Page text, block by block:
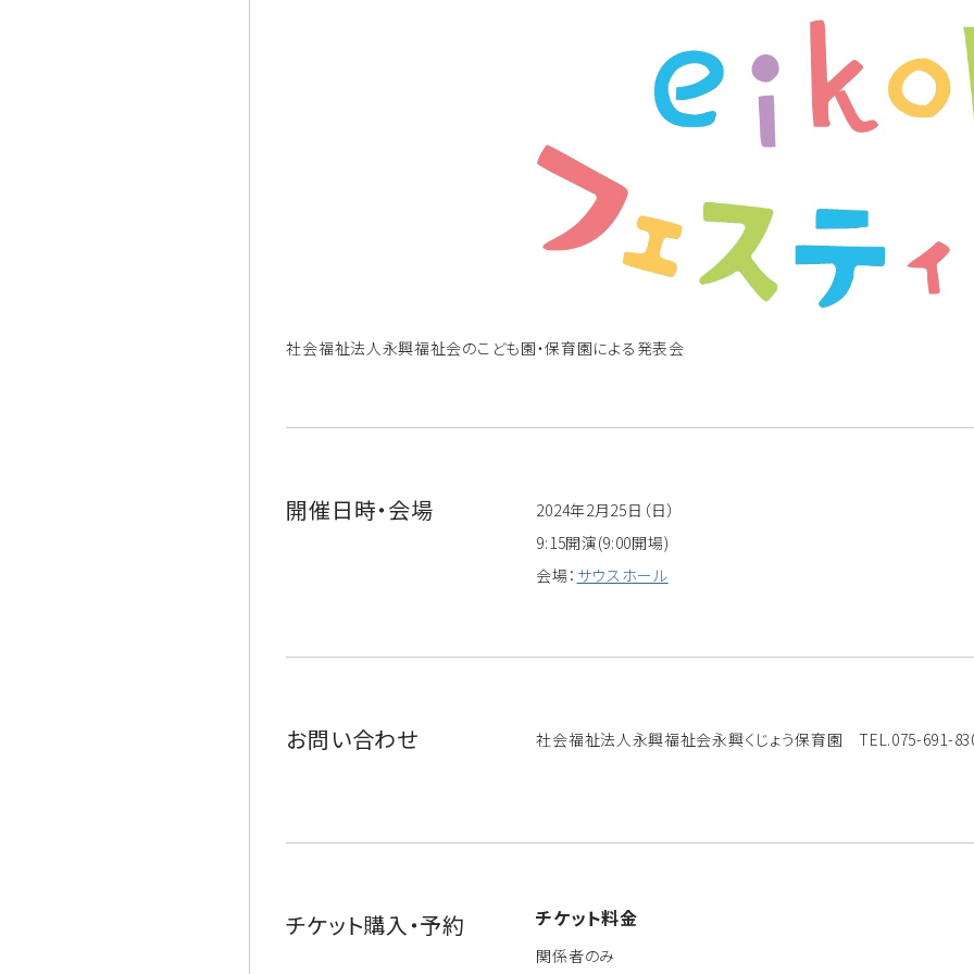
社会福祉法人永興福祉会のこども園・保育園による発表会
開催日時・会場
2024年2月25日（日）
9:15開演(9:00開場)
会場： サウスホール
お問い合わせ 社会福祉法人永興福祉会永興くじょう保育園 TEL.075-691-
チケット購入・予約 チケット料金
関係者のみ